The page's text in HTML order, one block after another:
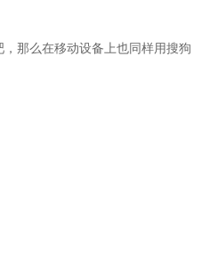
那么在移动设备上也同样用搜狗